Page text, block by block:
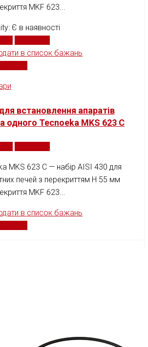
MKF 623...
Є в наявності
в список бажань
встановлення апаратів
одного Tecnoeka MKS 623 C
MKS 623 C — набір AISI 430 для
печей з перекриттям H 55 мм
MKF 623...
в список бажань